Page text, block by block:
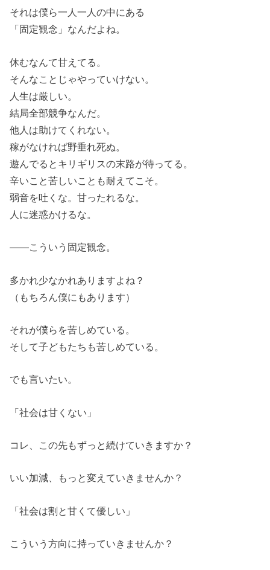
それは僕ら一人一人の中にある
「固定観念」なんだよね。
休むなんて甘えてる。
そんなことじゃやっていけない。
人生は厳しい。
結局全部競争なんだ。
他人は助けてくれない。
稼がなければ野垂れ死ぬ。
遊んでるとキリギリスの末路が待ってる。
辛いこと苦しいことも耐えてこそ。
弱音を吐くな。甘ったれるな。
人に迷惑かけるな。
――こういう固定観念。
多かれ少なかれありますよね？
（もちろん僕にもあります）
それが僕らを苦しめている。
そして子どもたちも苦しめている。
でも言いたい。
「社会は甘くない」
コレ、この先もずっと続けていきますか？
いい加減、もっと変えていきませんか？
「社会は割と甘くて優しい」
こういう方向に持っていきませんか？